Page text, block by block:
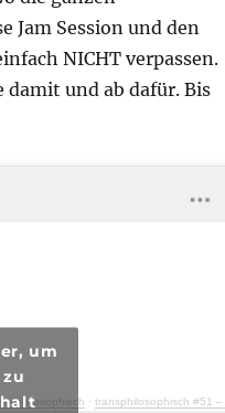
Jam Session und den
NICHT verpassen.
damit und ab dafür. Bis
· transphilosophisch #51 – God is a DJ (Musik Alter, Musiiiik!)
um